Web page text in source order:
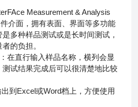
Measurement & Analysis
介面，拥有表面、界面等多功能
多种样品测试或是长时间测试，
的负担。
在直行输入样品名称，横列会显
试结果完成后可以很清楚地比较
到Excel或Word档上，方便使用